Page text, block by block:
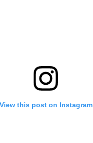
View this post on Instagram